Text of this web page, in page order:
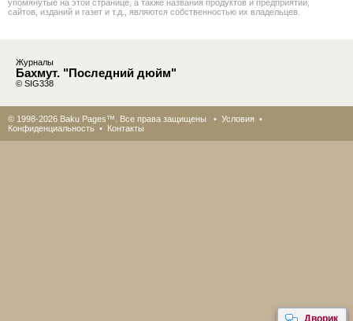
упомянутые на этой странице, а также названия продуктов и предприятий,
сайтов, изданий и газет и т.д., являются собственностью их владельцев.
Дворик
Журналы
Бахмут. "Последний дюйм"
© SIG338
© 1998-2026 Baku Pages™. Все права защищены • Условия •
Конфиденциальность • Контакты